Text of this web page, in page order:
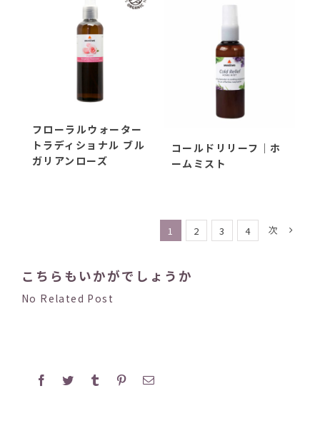
フローラルウォーター
トラディショナル ブル
ガリアンローズ
コールドリリーフ｜ホ
ームミスト
1 2 3 4 次
こちらもいかがでしょうか
No Related Post
Facebook
TwitterTumblrPinterest